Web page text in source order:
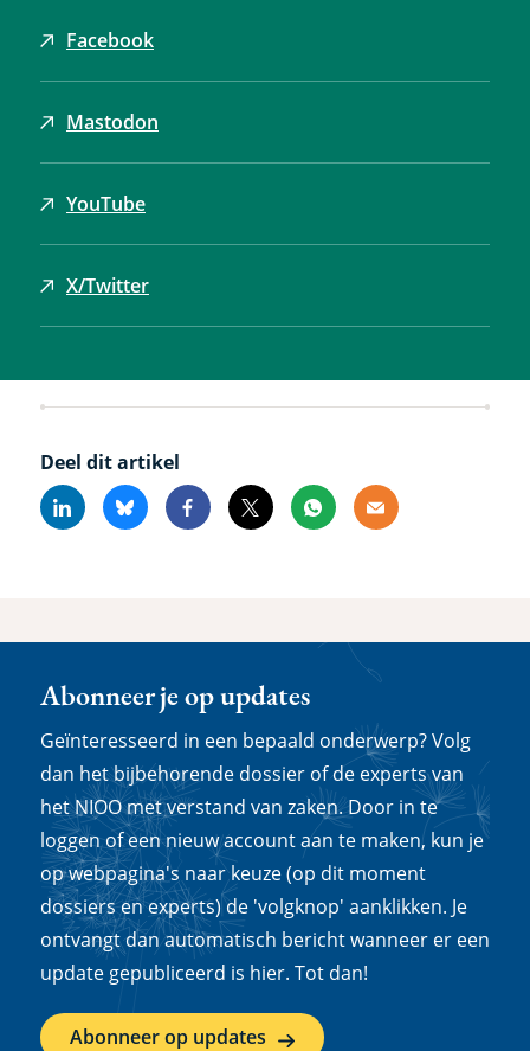
Facebook
Mastodon
YouTube
X/Twitter
Deel dit artikel
LinkedinBlueskyFacebook
X Whatsapp
Email
Abonneer je op updates
Geïnteresseerd in een bepaald onderwerp? Volg
dan het bijbehorende dossier of de experts van
het NIOO met verstand van zaken. Door in te
loggen of een nieuw account aan te maken, kun je
op webpagina's naar keuze (op dit moment
dossiers en experts) de 'volgknop' aanklikken. Je
ontvangt dan automatisch bericht wanneer er een
update gepubliceerd is hier. Tot dan!
Abonneer op updates